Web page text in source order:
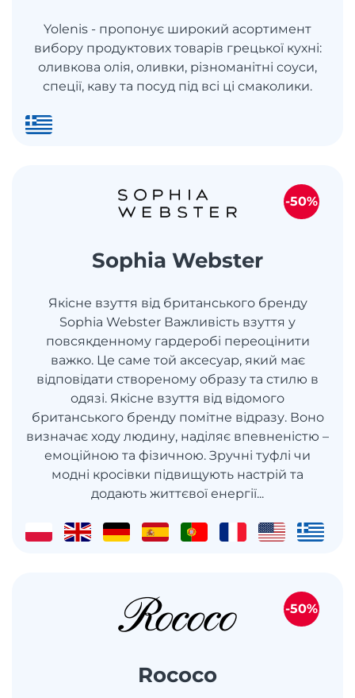
Yolenis - пропонує широкий асортимент
вибору продуктових товарів грецької кухні:
оливкова олія, оливки, різноманітні соуси,
спеції, каву та посуд під всі ці смаколики.
Sophia Webster
Якісне взуття від британського бренду
Sophia Webster Важливість взуття у
повсякденному гардеробі переоцінити
важко. Це саме той аксесуар, який має
відповідати створеному образу та стилю в
одязі. Якісне взуття від відомого
британського бренду помітне відразу. Воно
визначає ходу людину, наділяє впевненістю –
емоційною та фізичною. Зручні туфлі чи
модні кросівки підвищують настрій та
додають життєвої енергії...
-50%
Rococo
-50%